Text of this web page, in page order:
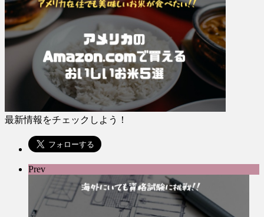
最新情報をチェックしよう！
Prev